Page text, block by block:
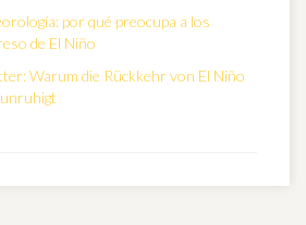
por qué preocupa a los
de El Niño
Warum die Rückkehr von El Niño